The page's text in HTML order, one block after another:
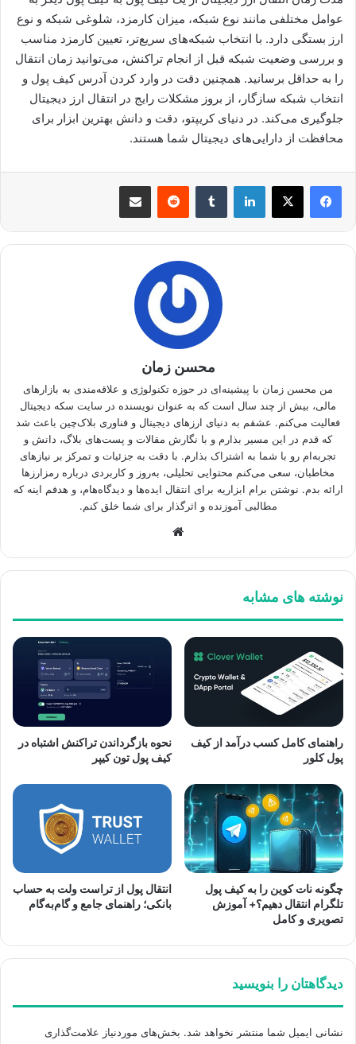
عوامل مختلفی مانند نوع شبکه، میزان کارمزد، شلوغی شبکه و نوع
ارز بستگی دارد. با انتخاب شبکه‌های سریع‌تر، تعیین کارمزد مناسب
و بررسی وضعیت شبکه قبل از انجام تراکنش، می‌توانید زمان انتقال
را به حداقل برسانید. همچنین دقت در وارد کردن آدرس کیف پول و
انتخاب شبکه سازگار، از بروز مشکلات رایج در انتقال ارز دیجیتال
جلوگیری می‌کند. در دنیای کریپتو، دقت و دانش بهترین ابزار برای
محافظت از دارایی‌های دیجیتال شما هستند.
لینکدین ‫تامبلر ‫رددیت اشتراک گذاری از طریق ایمیل
محسن زمان
من محسن زمان با پیشینه‌ای در حوزه تکنولوژی و علاقه‌مندی به بازارهای
مالی، بیش از چند سال است که به عنوان نویسنده در سایت سکه دیجیتال
فعالیت می‌کنم. عشقم به دنیای ارزهای دیجیتال و فناوری بلاک‌چین باعث شد
که قدم در این مسیر بذارم و با نگارش مقالات و پست‌های بلاگ، دانش و
تجربه‌ام رو با شما به اشتراک بذارم. با دقت به جزئیات و تمرکز بر نیازهای
مخاطبان، سعی می‌کنم محتوایی تحلیلی، به‌روز و کاربردی درباره رمزارزها
ارائه بدم. نوشتن برام ابزاریه برای انتقال ایده‌ها و دیدگاه‌هام، و هدفم اینه که
مطالبی آموزنده و اثرگذار برای شما خلق کنم.
نوشته های مشابه
راهنمای کامل کسب درآمد از کیف
پول کلور
نحوه بازگرداندن تراکنش اشتباه در
کیف پول تون کیپر
چگونه نات کوین را به کیف پول
تلگرام انتقال دهیم؟+ آموزش
تصویری و کامل
انتقال پول از تراست ولت به حساب
بانکی؛ راهنمای جامع و گام‌به‌گام
دیدگاهتان را بنویسید
نشانی ایمیل شما منتشر نخواهد شد. بخش‌های موردنیاز علامت‌گذاری